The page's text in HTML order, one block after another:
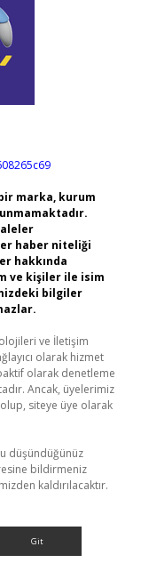
marka, kurum
haber niteliği
hakkında
ve kişiler ile isim
bilgiler
ve İletişim
olarak hizmet
olarak denetleme
Ancak, üyelerimiz
siteye üye olarak
düşündüğünüz
bildirmeniz
kaldırılacaktır.